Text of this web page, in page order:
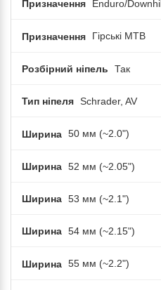
Призначення Enduro/Downhill
Призначення Гірські MTB
Розбірний ніпель Так
Тип ніпеля Schrader, AV
Ширина 50 мм (~2.0")
Ширина 52 мм (~2.05")
Ширина 53 мм (~2.1")
Ширина 54 мм (~2.15")
Ширина 55 мм (~2.2")